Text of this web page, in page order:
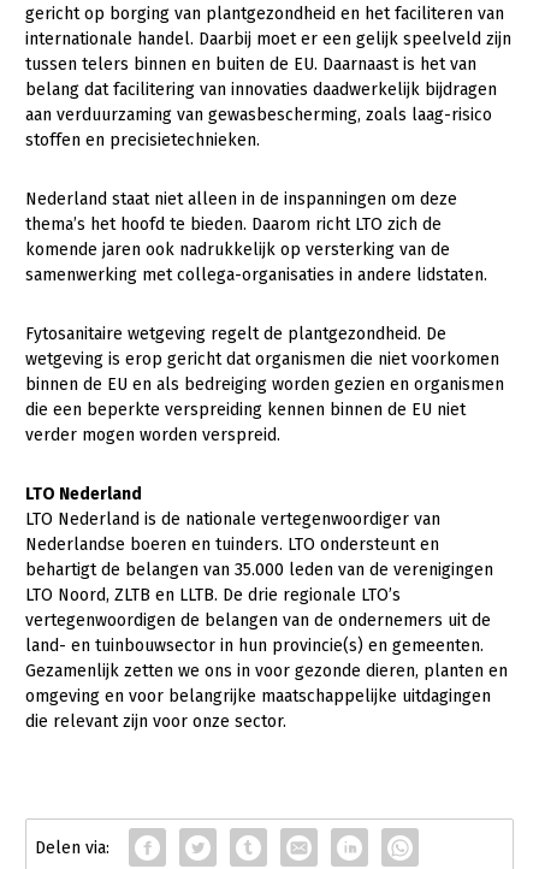
Paardenhouderij
Pluimveehouderij
Schapenhouderij
Varkenshouderij
Vleesveehouderij
Fruitteelt
Glastuinbouw
Paddenstoelen
Vollegrondsgroente
Multifunctionele landbouw
Multifunctioneel
Vrouw en Bedrijf
Onderwerpen
Nieuwsabonnement
Webinars
Over LTO
LTO Nederland
Mensen
Bestuur en Directie
Medewerkers
Vakgroepbestuurders
Jaarverslag 2023
Vacatures
Pers
Contact
gericht op borging van plantgezondheid en het faciliteren van
internationale handel. Daarbij moet er een gelijk speelveld zijn
tussen telers binnen en buiten de EU. Daarnaast is het van
belang dat facilitering van innovaties daadwerkelijk bijdragen
aan verduurzaming van gewasbescherming, zoals laag-risico
stoffen en precisietechnieken.
Nederland staat niet alleen in de inspanningen om deze
thema’s het hoofd te bieden. Daarom richt LTO zich de
komende jaren ook nadrukkelijk op versterking van de
samenwerking met collega-organisaties in andere lidstaten.
Fytosanitaire wetgeving regelt de plantgezondheid. De
wetgeving is erop gericht dat organismen die niet voorkomen
binnen de EU en als bedreiging worden gezien en organismen
die een beperkte verspreiding kennen binnen de EU niet
verder mogen worden verspreid.
LTO Nederland
LTO Nederland is de nationale vertegenwoordiger van
Nederlandse boeren en tuinders. LTO ondersteunt en
behartigt de belangen van 35.000 leden van de verenigingen
LTO Noord, ZLTB en LLTB. De drie regionale LTO’s
vertegenwoordigen de belangen van de ondernemers uit de
land- en tuinbouwsector in hun provincie(s) en gemeenten.
Gezamenlijk zetten we ons in voor gezonde dieren, planten en
omgeving en voor belangrijke maatschappelijke uitdagingen
die relevant zijn voor onze sector.